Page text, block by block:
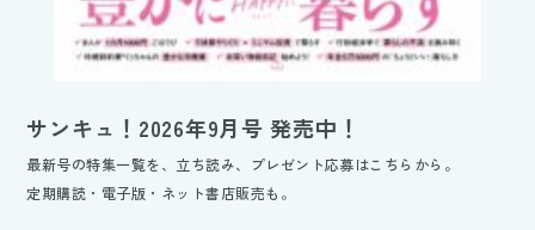
サンキュ！2026年9月号 発売中！
最新号の特集一覧を、立ち読み、プレゼント応募はこちらから。
定期購読・電子版・ネット書店販売も。